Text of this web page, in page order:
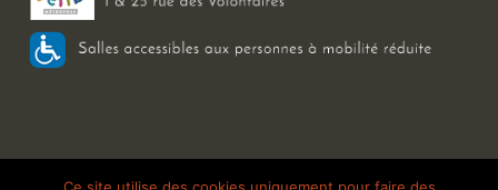
Copyright 2026 Le Bal Blomet | Tous droits réservés | Mentions légales